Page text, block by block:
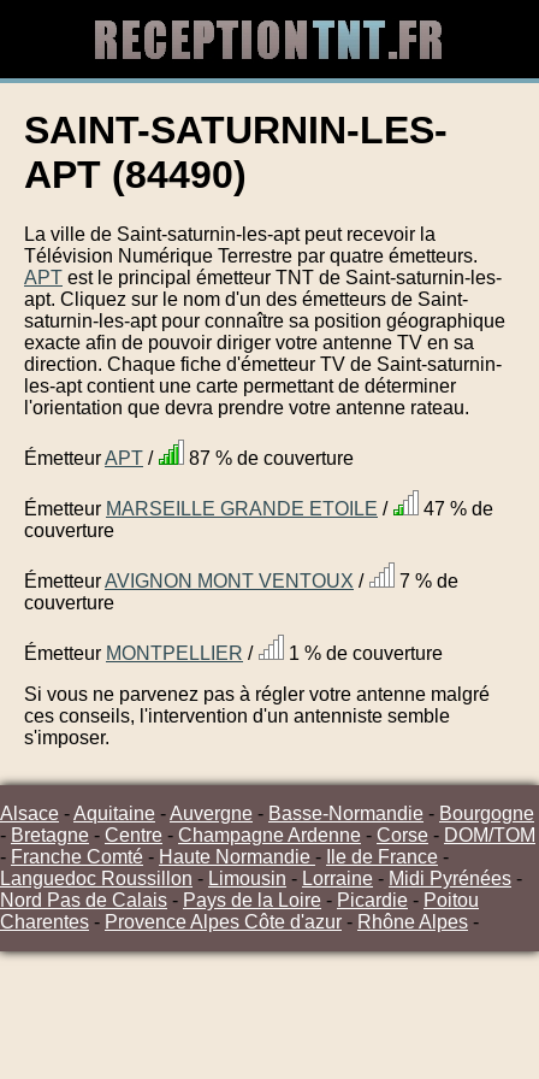
SAINT-SATURNIN-LES-
APT (84490)
La ville de Saint-saturnin-les-apt peut recevoir la
Télévision Numérique Terrestre par quatre émetteurs.
APT est le principal émetteur TNT de Saint-saturnin-les-
apt. Cliquez sur le nom d'un des émetteurs de Saint-
saturnin-les-apt pour connaître sa position géographique
exacte afin de pouvoir diriger votre antenne TV en sa
direction. Chaque fiche d'émetteur TV de Saint-saturnin-
les-apt contient une carte permettant de déterminer
l'orientation que devra prendre votre antenne rateau.
ÉmetteurAPT / 87 % de couverture
Émetteur MARSEILLE GRANDE ETOILE /
47 % de
couverture
ÉmetteurAVIGNON MONT VENTOUX /
7 % de
couverture
Émetteur MONTPELLIER /
1 % de couverture
Si vous ne parvenez pas à régler votre antenne malgré
ces conseils, l'intervention d'un antenniste semble
s'imposer.
Alsace -Aquitaine -Auvergne - Basse-Normandie - Bourgogne
- Bretagne - Centre - Champagne Ardenne - Corse - DOM/TOM
- Franche Comté - Haute Normandie - Ile de France -
Languedoc Roussillon - Limousin - Lorraine - Midi Pyrénées -
Nord Pas de Calais - Pays de la Loire - Picardie - Poitou
Charentes - Provence Alpes Côte d'azur - Rhône Alpes -